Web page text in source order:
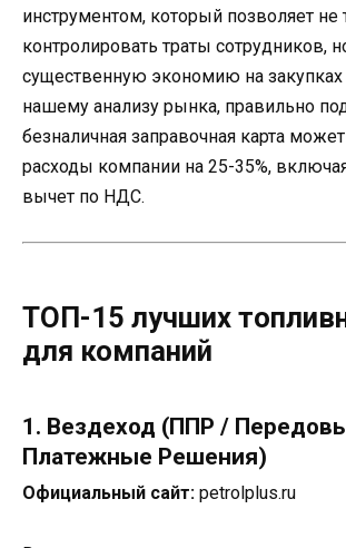
инструментом, который позволяет не
контролировать траты сотрудников,
существенную экономию на
нашему анализу рынка, правильно
безналичная заправочная карта
расходы компании на 25-35%,
вычет по НДС.
ТОП-15 лучших
для компаний
1. Вездеход (ППР /
Платежные Решения)
Официальный сайт: petrolplus.ru